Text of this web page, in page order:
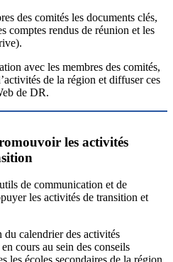
des comités les documents clés,
comptes rendus de réunion et les
avec les membres des comités,
de la région et diffuser ces
de DR.
les activités
de communication et de
les activités de transition et
calendrier des activités
cours au sein des conseils